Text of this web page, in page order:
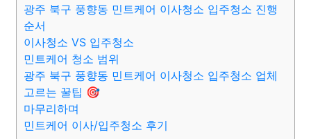
광주 북구 풍향동 민트케어 이사청소 입주청소 진행
순서
이사청소 VS 입주청소
민트케어 청소 범위
광주 북구 풍향동 민트케어 이사청소 입주청소 업체
고르는 꿀팁 🎯
마무리하며
민트케어 이사/입주청소 후기